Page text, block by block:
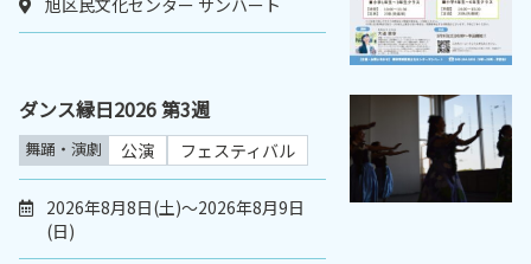
旭区民文化センター サンハート
ダンス縁日2026 第3週
舞踊・演劇 公演 フェスティバル
2026年8月8日(土)～2026年8月9日
(日)